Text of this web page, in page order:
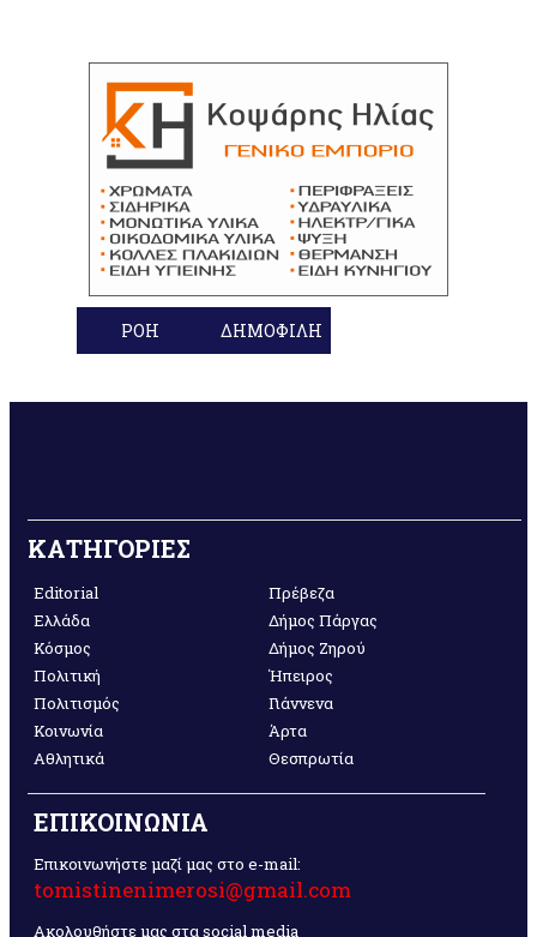
ΡΟΗ ΔΗΜΟΦΙΛΗ
ΚΑΤΗΓΟΡΙΕΣ
Editorial
Ελλάδα
Κόσμος
Πολιτική
Πολιτισμός
Κοινωνία
Αθλητικά
Πρέβεζα
Δήμος Πάργας
Δήμος Ζηρού
Ήπειρος
Γιάννενα
Άρτα
Θεσπρωτία
ΕΠΙΚΟΙΝΩΝΙΑ
Επικοινωνήστε μαζί μας στο e-mail:
tomistinenimerosi@gmail.com
Ακολουθήστε μας στα social media